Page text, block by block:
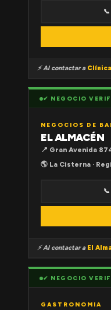
⚡ Al contactar a
✔ NEGOCIO
NEGOCIOS DE
EL ALMACÉN
📍 Gran Avenida
🌎 La Cisterna ·
⚡ Al contactar a El
✔ NEGOCIO
GASTRONOMIA